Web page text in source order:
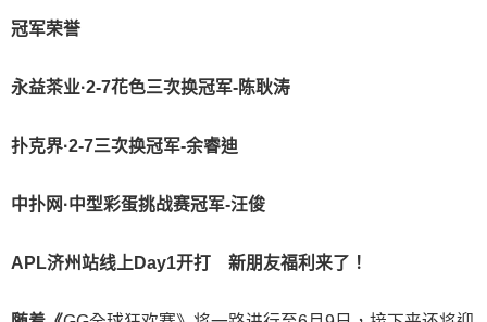
冠军荣誉
永益茶业·2-7花色三次换冠军-陈耿涛
扑克界·2-7三次换冠军-余睿迪
中扑网·中型彩蛋挑战赛冠军-汪俊
APL济州站线上Day1开打 新朋友福利来了！